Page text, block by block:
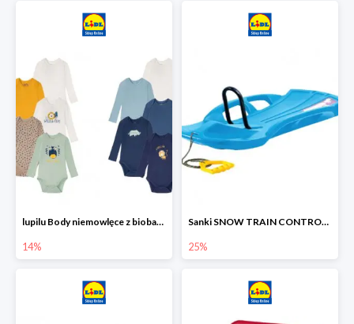
lupilu Body niemowlęce z biobawełny
14%
Sanki SNOW TRAIN CONTROL -25%
25%